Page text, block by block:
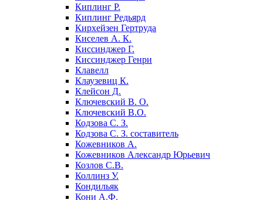
Киплинг Р.
Киплинг Редьярд
Кирхейзен Гертруда
Киселев А. К.
Киссинджер Г.
Киссинджер Генри
Клавелл
Клаузевиц К.
Клейсон Д.
Ключевский В. О.
Ключевский В.О.
Кодзова С. З.
Кодзова С. З. составитель
Кожевников А.
Кожевников Александр Юрьевич
Козлов С.В.
Коллинз У.
Кондильяк
Кони А.Ф.